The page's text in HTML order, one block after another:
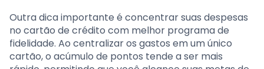
Outra dica importante é concentrar suas despesas
no cartão de crédito com melhor programa de
fidelidade. Ao centralizar os gastos em um único
cartão, o acúmulo de pontos tende a ser mais